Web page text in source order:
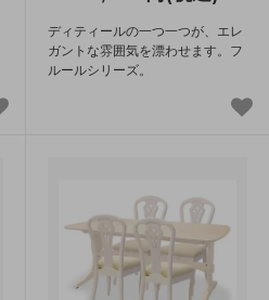
ディティールの一つ一つが、エレ
ガントな雰囲気を漂わせます。フ
ルールシリーズ。